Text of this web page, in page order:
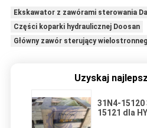
Ekskawator z zawórami sterowania
Części koparki hydraulicznej Doosan
Główny zawór sterujący
Uzyskaj
31N4-15120
15121 dla